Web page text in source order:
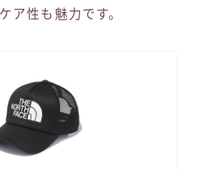
ア性も魅力です。